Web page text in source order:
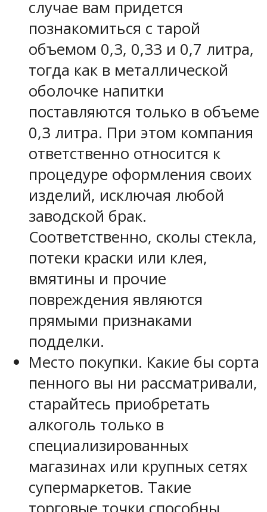
случае вам придется
познакомиться с тарой
объемом 0,3, 0,33 и 0,7 литра,
тогда как в металлической
оболочке напитки
поставляются только в объеме
0,3 литра. При этом компания
ответственно относится к
процедуре оформления своих
изделий, исключая любой
заводской брак.
Соответственно, сколы стекла,
потеки краски или клея,
вмятины и прочие
повреждения являются
прямыми признаками
подделки.
Место покупки. Какие бы сорта
пенного вы ни рассматривали,
старайтесь приобретать
алкоголь только в
специализированных
магазинах или крупных сетях
супермаркетов. Такие